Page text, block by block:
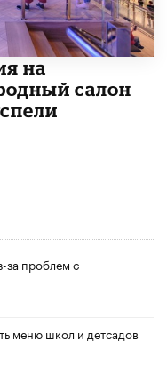
на
салон
за проблем с
меню школ и детсадов